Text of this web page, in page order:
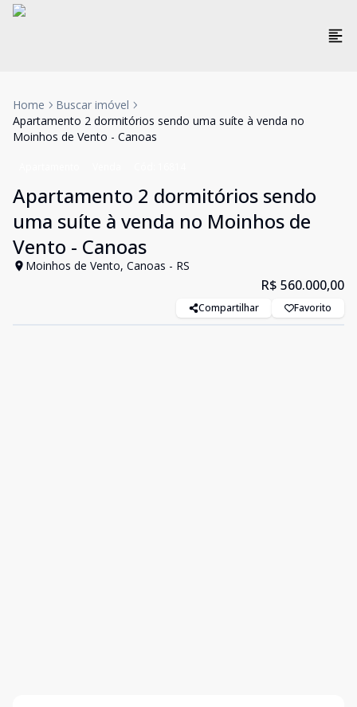
Home
Buscar imóvel
Apartamento 2 dormitórios sendo uma suíte à venda no
Moinhos de Vento - Canoas
Apartamento 2 dormitórios sendo
uma suíte à venda no Moinhos de
Vento - Canoas
Moinhos de Vento, Canoas - RS
R$ 560.000,00
Compartilhar Favorito